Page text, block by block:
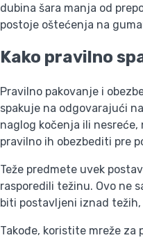
dubina šara manja od
postoje oštećenja na
Kako pravilno
Pravilno pakovanje i
spakuje na odgovarajući
naglog kočenja ili
pravilno ih obezbediti pre
Teže predmete uvek
rasporedili težinu. Ovo ne
biti postavljeni iznad težih,
Takođe, koristite mreže